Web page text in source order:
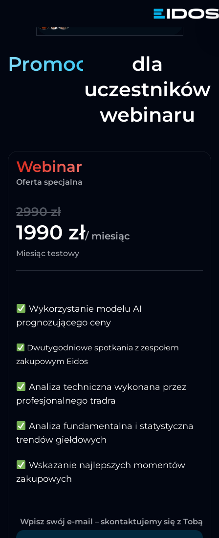
Webinar – oferta
Ponad 400+ zadowolonych firm
Promocja
dla
uczestników
webinaru
Webinar
Oferta specjalna
2990 zł
1990 zł/ miesiąc
Miesiąc testowy
Wykorzystanie modelu AI
prognozującego ceny
Dwutygodniowe spotkania z zespołem
zakupowym Eidos
Analiza techniczna wykonana przez
profesjonalnego tradra
Analiza fundamentalna i statystyczna
trendów giełdowych
Wskazanie najlepszych momentów
zakupowych
Wpisz swój e-mail – skontaktujemy się z Tobą